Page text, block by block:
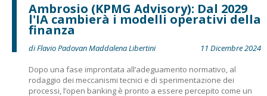
Ambrosio (KPMG Advisory): Dal 2029
l'IA cambierà i modelli operativi della
finanza
di Flavio Padovan Maddalena Libertini
11 Dicembre 2024
Dopo una fase improntata all’adeguamento normativo, al
rodaggio dei meccanismi tecnici e di sperimentazione dei
processi, l’open banking è pronto a essere percepito come un